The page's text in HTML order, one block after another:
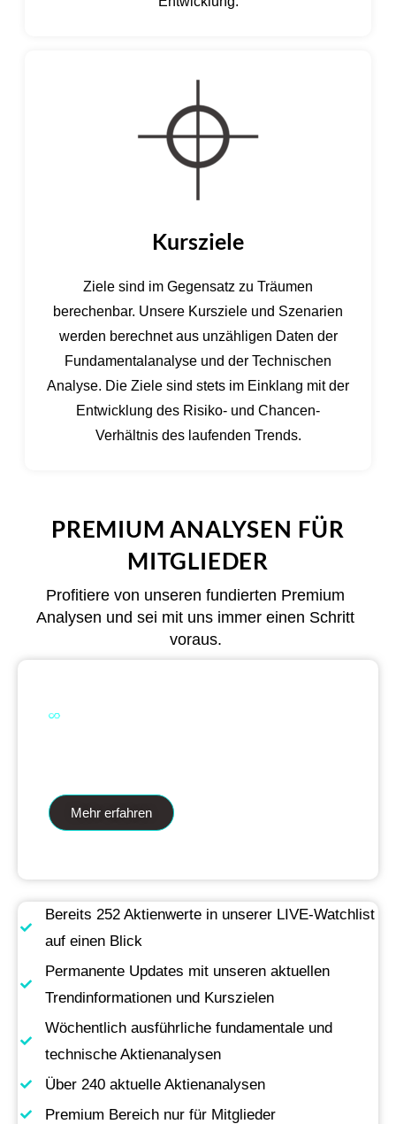
Kursziele
Ziele sind im Gegensatz zu Träumen
berechenbar. Unsere Kursziele und Szenarien
werden berechnet aus unzähligen Daten der
Fundamentalanalyse und der Technischen
Analyse. Die Ziele sind stets im Einklang mit der
Entwicklung des Risiko- und Chancen-
Verhältnis des laufenden Trends.
PREMIUM ANALYSEN FÜR
MITGLIEDER
Profitiere von unseren fundierten Premium
Analysen und sei mit uns immer einen Schritt
voraus.
Mehr erfahren
Bereits 252 Aktienwerte in unserer LIVE-Watchlist
auf einen Blick
Permanente Updates mit unseren aktuellen
Trendinformationen und Kurszielen
Wöchentlich ausführliche fundamentale und
technische Aktienanalysen
Über 240 aktuelle Aktienanalysen
Premium Bereich nur für Mitglieder